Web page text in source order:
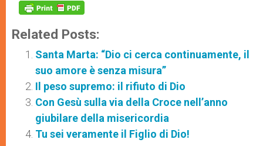
Related Posts:
Santa Marta: “Dio ci cerca continuamente, il
suo amore è senza misura”
Il peso supremo: il rifiuto di Dio
Con Gesù sulla via della Croce nell’anno
giubilare della misericordia
Tu sei veramente il Figlio di Dio!